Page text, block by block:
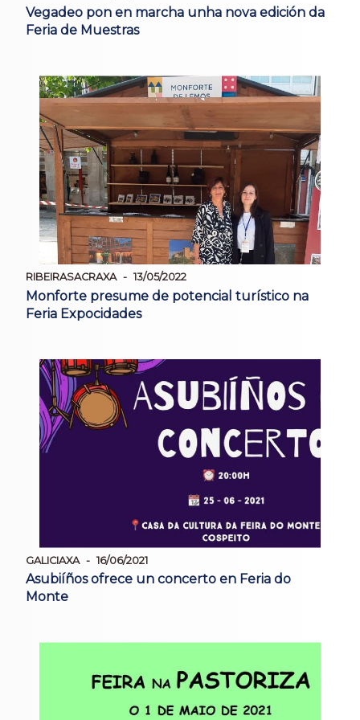
Vegadeo pon en marcha unha nova edición da
Feria de Muestras
RIBEIRASACRAXA 13/05/2022
Monforte presume de potencial turístico na
Feria Expocidades
GALICIAXA 16/06/2021
Asubiíños ofrece un concerto en Feria do
Monte